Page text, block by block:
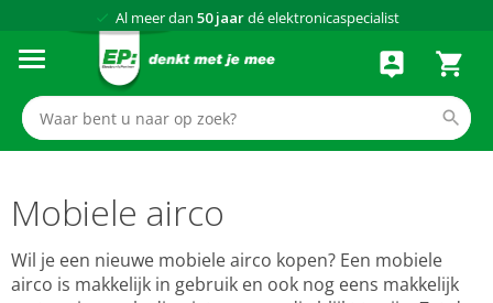
Al meer dan 50 jaardé elektronicaspecialist
Mobiele airco
Wil je een nieuwe mobiele airco kopen? Een mobiele
airco is makkelijk in gebruik en ook nog eens makkelijk